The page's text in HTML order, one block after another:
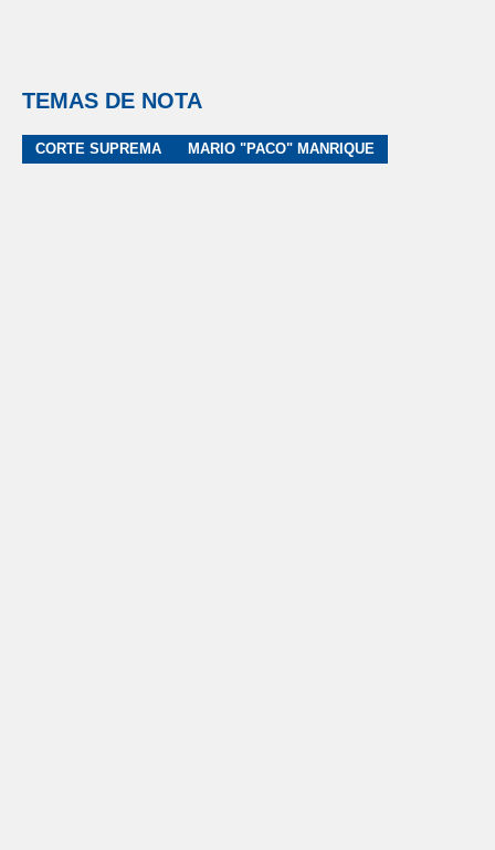
TEMAS DE NOTA
CORTE SUPREMA MARIO "PACO" MANRIQUE